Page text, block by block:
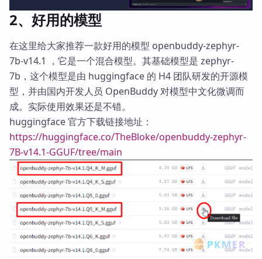
2、好用的模型
在这里给大家推荐一款好用的模型 openbuddy-zephyr-
7b-v14.1 ，它是一个混合模型。其基础模型是 zephyr-
7b，这个模型是由 huggingface 的 H4 团队研发的开源模
型，并由国内开发人员 OpenBuddy 对模型中文化微调而
成。实际使用效果还是不错。
huggingface 官方下载链接地址：
https://huggingface.co/TheBloke/openbuddy-zephyr-
7B-v14.1-GGUF/tree/main